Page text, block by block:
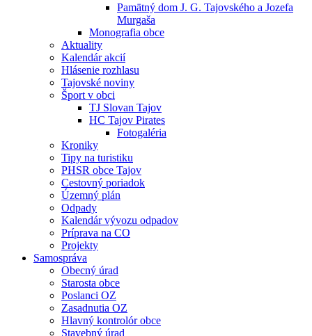
Pamätný dom J. G. Tajovského a Jozefa
Murgaša
Monografia obce
Aktuality
Kalendár akcií
Hlásenie rozhlasu
Tajovské noviny
Šport v obci
TJ Slovan Tajov
HC Tajov Pirates
Fotogaléria
Kroniky
Tipy na turistiku
PHSR obce Tajov
Cestovný poriadok
Územný plán
Odpady
Kalendár vývozu odpadov
Príprava na CO
Projekty
Samospráva
Obecný úrad
Starosta obce
Poslanci OZ
Zasadnutia OZ
Hlavný kontrolór obce
Stavebný úrad